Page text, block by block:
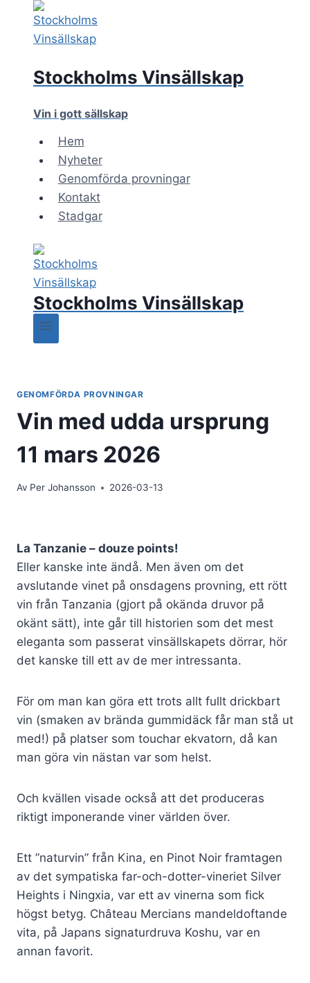
content
Stockholms Vinsällskap
Vin i gott sällskap
Hem
Nyheter
Genomförda provningar
Kontakt
Stadgar
Stockholms Vinsällskap
GENOMFÖRDA PROVNINGAR
Vin med udda ursprung
11 mars 2026
Av Per Johansson 2026-03-13
La Tanzanie – douze points!
Eller kanske inte ändå. Men även om det
avslutande vinet på onsdagens provning, ett rött
vin från Tanzania (gjort på okända druvor på
okänt sätt), inte går till historien som det mest
eleganta som passerat vinsällskapets dörrar, hör
det kanske till ett av de mer intressanta.
För om man kan göra ett trots allt fullt drickbart
vin (smaken av brända gummidäck får man stå ut
med!) på platser som touchar ekvatorn, då kan
man göra vin nästan var som helst.
Och kvällen visade också att det produceras
riktigt imponerande viner världen över.
Ett ”naturvin” från Kina, en Pinot Noir framtagen
av det sympatiska far-och-dotter-vineriet Silver
Heights i Ningxia, var ett av vinerna som fick
högst betyg. Château Mercians mandeldoftande
vita, på Japans signaturdruva Koshu, var en
annan favorit.